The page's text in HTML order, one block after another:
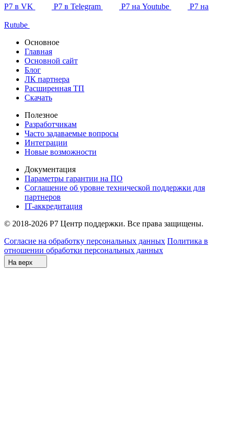
Р7 в VK Р7 в Telegram Р7 на Youtube Р7 на
Rutube
Основное
Главная
Основной сайт
Блог
ЛК партнера
Расширенная ТП
Скачать
Полезное
Разработчикам
Часто задаваемые вопросы
Интеграции
Новые возможности
Документация
Параметры гарантии на ПО
Соглашение об уровне технической поддержки для
партнеров
IT-аккредитация
© 2018-2026 Р7 Центр поддержки. Все права защищены.
Согласие на обработку персональных данных Политика в
отношении обработки персональных данных
На верх